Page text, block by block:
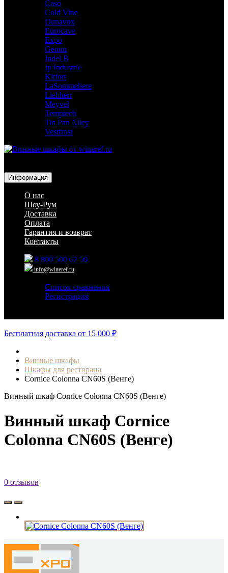
Caso
Cold Vine
Dunavox
Eurocave
Expo
Gemm
Indel B
Ip Industrie
Kitfort
LaSommeliere
Liebherr
Meyvel
Temptech
Tin Pan Alley
Vestfrost
Информация
О нас
Шоу-Рум
Доставка
Оплата
Гарантия и возврат
Контакты
8 800 500 62 50
info@wineref.ru
Список сравнения
Регистрация
Бесплатная доставка от 15 000 ₽
Винные шкафы
Шкафы для ресторана
Cornice Colonna CN60S (Венге)
Винный шкаф Cornice Colonna CN60S (Венге)
Винный шкаф Cornice
Colonna CN60S (Венге)
0 отзывов